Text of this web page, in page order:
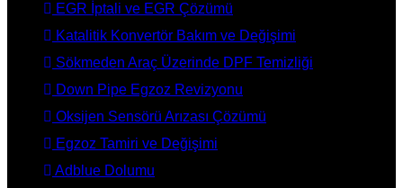
EGR İptali ve EGR Çözümü
Katalitik Konvertör Bakım ve Değişimi
Sökmeden Araç Üzerinde DPF Temizliği
Down Pipe Egzoz Revizyonu
Oksijen Sensörü Arızası Çözümü
Egzoz Tamiri ve Değişimi
Adblue Dolumu